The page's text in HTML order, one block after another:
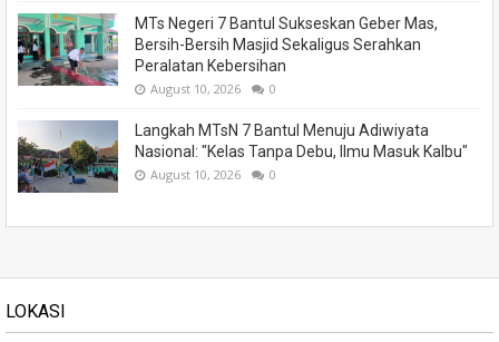
MTs Negeri 7 Bantul Sukseskan Geber Mas,
Bersih-Bersih Masjid Sekaligus Serahkan
Peralatan Kebersihan
August 10, 2026 0
Langkah MTsN 7 Bantul Menuju Adiwiyata
Nasional: "Kelas Tanpa Debu, Ilmu Masuk Kalbu"
August 10, 2026 0
LOKASI